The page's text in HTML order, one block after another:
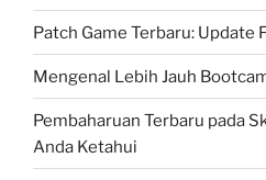
Patch Game Terbaru: Update
Mengenal Lebih Jauh
Pembaharuan Terbaru pada
Anda Ketahui